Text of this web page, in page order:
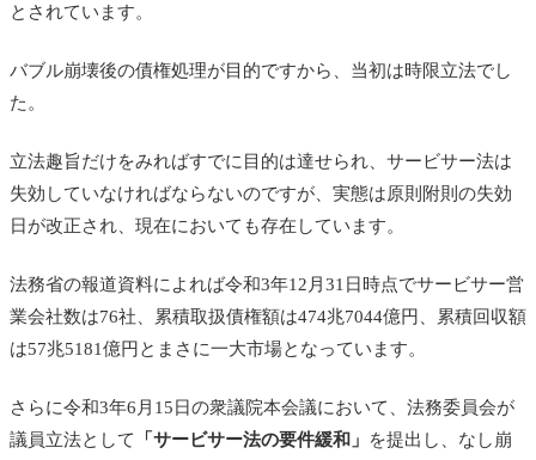
とされています。
バブル崩壊後の債権処理が目的ですから、当初は時限立法でし
た。
立法趣旨だけをみればすでに目的は達せられ、サービサー法は
失効していなければならないのですが、実態は原則附則の失効
日が改正され、現在においても存在しています。
法務省の報道資料によれば令和3年12月31日時点でサービサー営
業会社数は76社、累積取扱債権額は474兆7044億円、累積回収額
は57兆5181億円とまさに一大市場となっています。
さらに令和3年6月15日の衆議院本会議において、法務委員会が
議員立法として
「サービサー法の要件緩和」
を提出し、なし崩